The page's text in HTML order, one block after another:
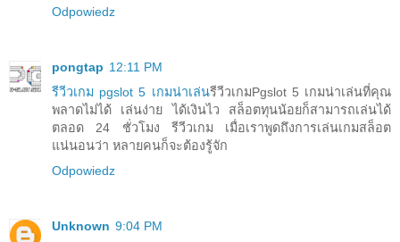
Odpowiedz
pongtap 12:11 PM
รีวีวเกม pgslot 5 เกมน่าเล่นรีวีวเกมPgslot 5 เกมน่าเล่นที่คุณ
พลาดไม่ได้ เล่นง่าย ได้เงินไว สล็อตทุนน้อยก็สามารถเล่นได้
ตลอด 24 ชั่วโมง รีวีวเกม เมื่อเราพูดถึงการเล่นเกมสล็อต
แน่นอนว่า หลายคนก็จะต้องรู้จัก
Odpowiedz
Unknown 9:04 PM